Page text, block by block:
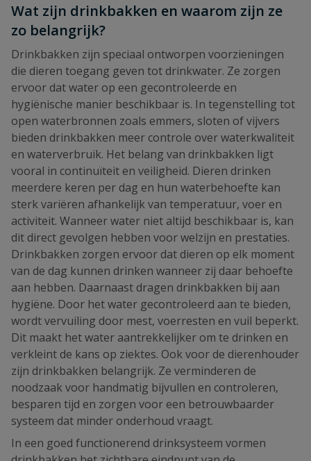
Wat zijn drinkbakken en waarom zijn ze
zo belangrijk?
Drinkbakken zijn speciaal ontworpen voorzieningen
die dieren toegang geven tot drinkwater. Ze zorgen
ervoor dat water op een gecontroleerde en
hygiënische manier beschikbaar is. In tegenstelling tot
open waterbronnen zoals emmers, sloten of vijvers
bieden drinkbakken meer controle over waterkwaliteit
en waterverbruik. Het belang van drinkbakken ligt
vooral in continuïteit en veiligheid. Dieren drinken
meerdere keren per dag en hun waterbehoefte kan
sterk variëren afhankelijk van temperatuur, voer en
activiteit. Wanneer water niet altijd beschikbaar is, kan
dit direct gevolgen hebben voor welzijn en prestaties.
Drinkbakken zorgen ervoor dat dieren op elk moment
van de dag kunnen drinken wanneer zij daar behoefte
aan hebben. Daarnaast dragen drinkbakken bij aan
hygiëne. Door het water gecontroleerd aan te bieden,
wordt vervuiling door mest, voerresten en vuil beperkt.
Dit maakt het water aantrekkelijker om te drinken en
verkleint de kans op ziektes. Ook voor de dierenhouder
zijn drinkbakken belangrijk. Ze verminderen de
noodzaak voor handmatig bijvullen en controleren,
besparen tijd en zorgen voor een betrouwbaarder
systeem dat minder onderhoud vraagt.
In een goed functionerend drinksysteem vormen